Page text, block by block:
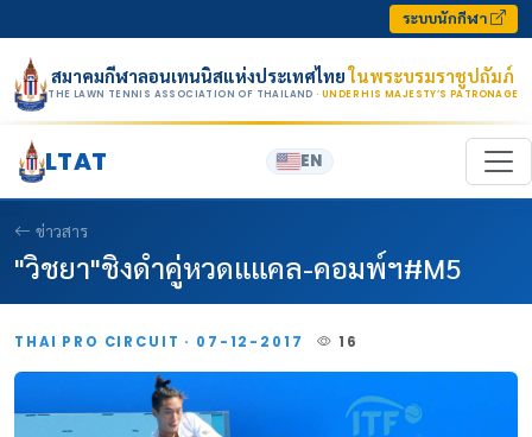
ระบบนักกีฬา
สมาคมกีฬาลอนเทนนิสแห่งประเทศไทยในพระบรมราชูปถัมภ์
THE LAWN TENNIS ASSOCIATION OF THAILAND · UNDER HIS MAJESTY’S PATRONAGE
LTAT EN
ข่าวสาร
"วิชยา"ชิงดำคู่หวดแแคล-คอมพ์ฯ#M5
THAI PRO CIRCUIT · 07-12-2017 16